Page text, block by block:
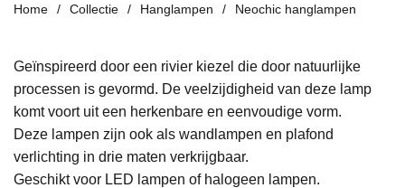
Home Collectie Hanglampen Neochic hanglampen
Geïnspireerd door een rivier kiezel die door natuurlijke
processen is gevormd. De veelzijdigheid van deze lamp
komt voort uit een herkenbare en eenvoudige vorm.
Deze lampen zijn ook als wandlampen en plafond
verlichting in drie maten verkrijgbaar.
Geschikt voor LED lampen of halogeen lampen.